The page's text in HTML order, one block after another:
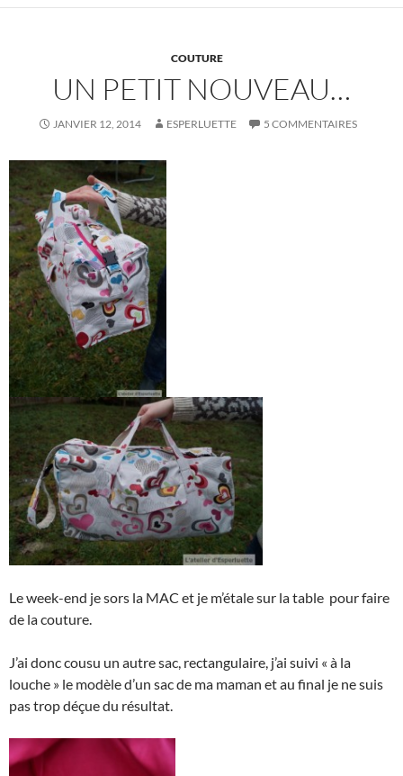
COUTURE
UN PETIT NOUVEAU…
JANVIER 12, 2014 ESPERLUETTE 5 COMMENTAIRES
Le week-end je sors la MAC et je m’étale sur la table pour faire
de la couture.
J’ai donc cousu un autre sac, rectangulaire, j’ai suivi « à la
louche » le modèle d’un sac de ma maman et au final je ne suis
pas trop déçue du résultat.